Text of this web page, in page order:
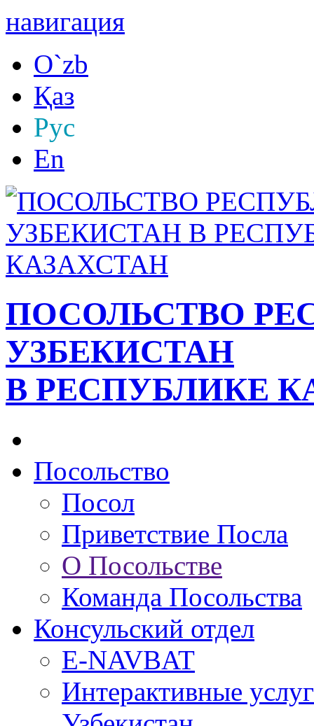
навигация
O`zb
Қаз
Рус
En
ПОСОЛЬСТВО
УЗБЕКИСТАН
В РЕСПУБЛИКЕ
Посольство
Посол
Приветствие Посла
О Посольстве
Команда Посольства
Консульский отдел
E-NAVBAT
Интерактивные